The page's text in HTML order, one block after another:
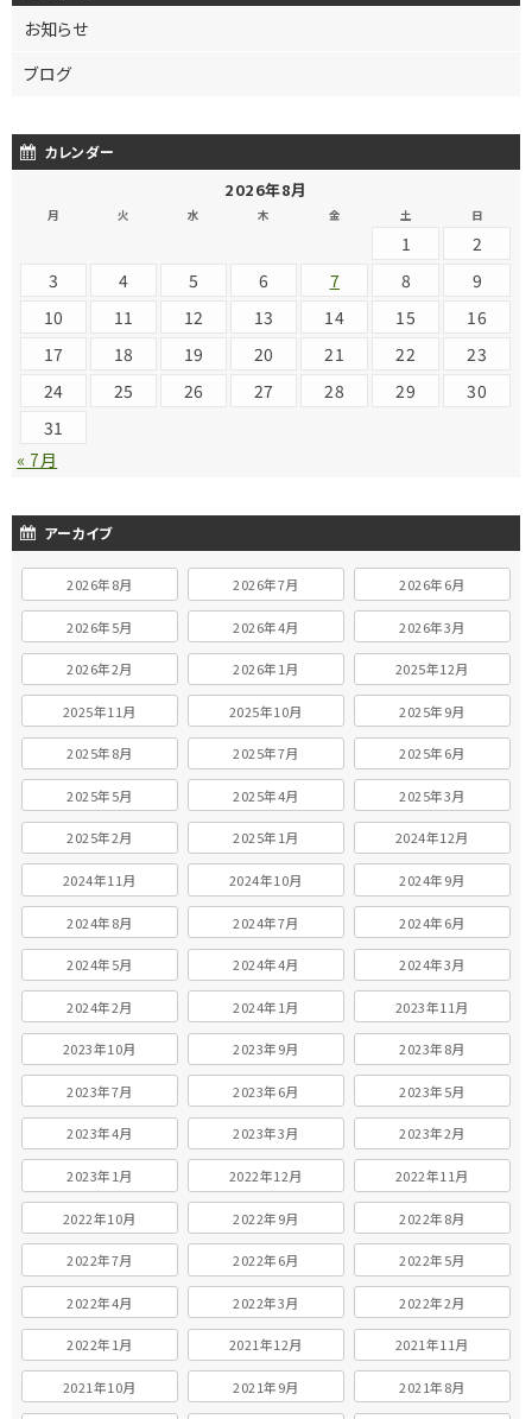
お知らせ
ブログ
カレンダー
2026年8月
月 火 水 木 金 土 日
1
2
3
4 5 6 7 8
9
10
11 12 13 14 15
16
17
18 19 20 21 22
23
24
25 26 27 28 29
30
31
« 7月
アーカイブ
2026年8月 2026年7月 2026年6月
2026年5月 2026年4月 2026年3月
2026年2月 2026年1月 2025年12月
2025年11月 2025年10月 2025年9月
2025年8月 2025年7月 2025年6月
2025年5月 2025年4月 2025年3月
2025年2月 2025年1月 2024年12月
2024年11月 2024年10月 2024年9月
2024年8月 2024年7月 2024年6月
2024年5月 2024年4月 2024年3月
2024年2月 2024年1月 2023年11月
2023年10月 2023年9月 2023年8月
2023年7月 2023年6月 2023年5月
2023年4月 2023年3月 2023年2月
2023年1月 2022年12月 2022年11月
2022年10月 2022年9月 2022年8月
2022年7月 2022年6月 2022年5月
2022年4月 2022年3月 2022年2月
2022年1月 2021年12月 2021年11月
2021年10月 2021年9月 2021年8月